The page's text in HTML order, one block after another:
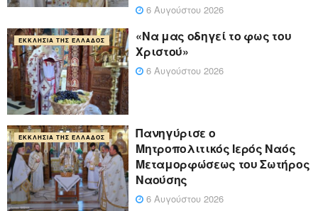
6 Αυγούστου 2026
ΕΚΚΛΗΣΊΑ ΤΗΣ ΕΛΛΆΔΟΣ
«Να μας οδηγεί το φως του
Χριστού»
6 Αυγούστου 2026
ΕΚΚΛΗΣΊΑ ΤΗΣ ΕΛΛΆΔΟΣ
Πανηγύρισε ο
Μητροπολιτικός Ιερός Ναός
Μεταμορφώσεως του Σωτήρος
Ναούσης
6 Αυγούστου 2026